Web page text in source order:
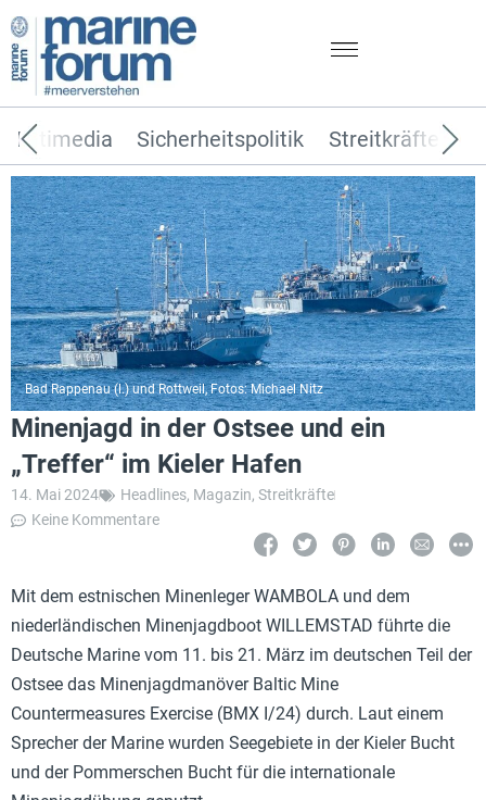
Sicherheitspolitik Streitkräfte
Multimedia
Bad Rappenau (l.) und Rottweil, Fotos: Michael Nitz
Minenjagd in der Ostsee und ein
„Treffer“ im Kieler Hafen
14. Mai 2024 Headlines, Magazin, Streitkräfte
Keine Kommentare
Mit dem estnischen Minenleger WAMBOLA und dem
niederländischen Minenjagdboot WILLEMSTAD führte die
Deutsche Marine vom 11. bis 21. März im deutschen Teil der
Ostsee das Minenjagdmanöver Baltic Mine
Countermeasures Exercise (BMX I/24) durch. Laut einem
Sprecher der Marine wurden Seegebiete in der Kieler Bucht
und der Pommerschen Bucht für die internationale